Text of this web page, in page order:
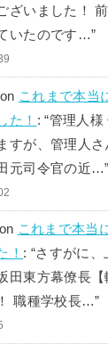
ざいました！
いたのです…”
on これまで本当
た！ : “管理人様
すが、管理人さ
元司令官の近…”
on これまで本当
！ : “さすがに、
田東方幕僚長
職種学校長…”